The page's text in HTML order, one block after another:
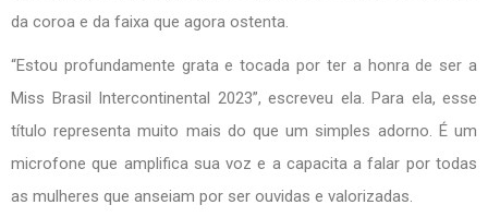
da coroa e da faixa que agora ostenta.
“Estou profundamente grata e tocada por ter a honra de ser a
Miss Brasil Intercontinental 2023”, escreveu ela. Para ela, esse
título representa muito mais do que um simples adorno. É um
microfone que amplifica sua voz e a capacita a falar por todas
as mulheres que anseiam por ser ouvidas e valorizadas.